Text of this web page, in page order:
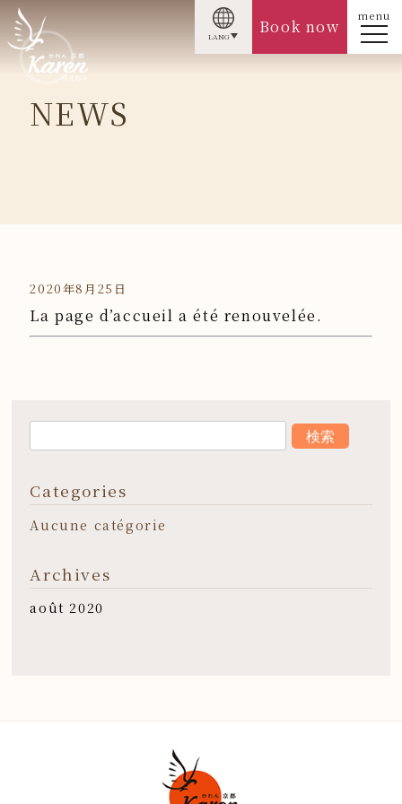
menu
Book now
LANG
NEWS
2020年8月25日
La page d’accueil a été renouvelée.
Categories
Aucune catégorie
Archives
août 2020